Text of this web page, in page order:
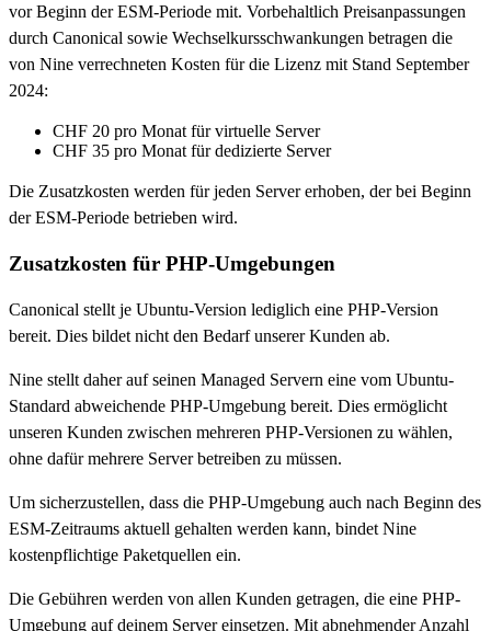
vor Beginn der ESM-Periode mit. Vorbehaltlich Preisanpassungen
durch Canonical sowie Wechselkursschwankungen betragen die
von Nine verrechneten Kosten für die Lizenz mit Stand September
2024:
CHF 20 pro Monat für virtuelle Server
CHF 35 pro Monat für dedizierte Server
Die Zusatzkosten werden für jeden Server erhoben, der bei Beginn
der ESM-Periode betrieben wird.
Zusatzkosten für PHP-Umgebungen
Canonical stellt je Ubuntu-Version lediglich eine PHP-Version
bereit. Dies bildet nicht den Bedarf unserer Kunden ab.
Nine stellt daher auf seinen Managed Servern eine vom Ubuntu-
Standard abweichende PHP-Umgebung bereit. Dies ermöglicht
unseren Kunden zwischen mehreren PHP-Versionen zu wählen,
ohne dafür mehrere Server betreiben zu müssen.
Um sicherzustellen, dass die PHP-Umgebung auch nach Beginn des
ESM-Zeitraums aktuell gehalten werden kann, bindet Nine
kostenpflichtige Paketquellen ein.
Die Gebühren werden von allen Kunden getragen, die eine PHP-
Umgebung auf deinem Server einsetzen. Mit abnehmender Anzahl